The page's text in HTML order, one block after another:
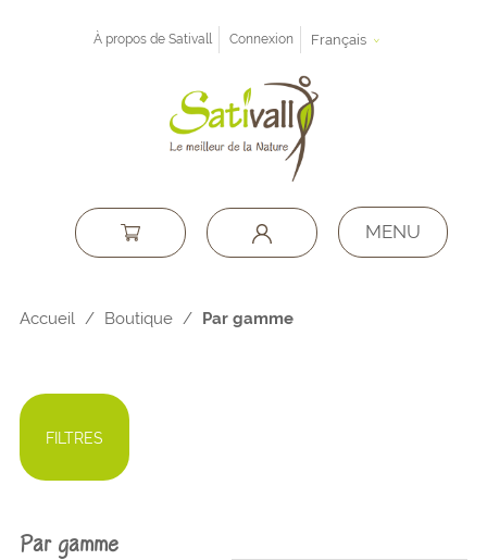
À propos de Sativall Connexion Français
MENU
Accueil / Boutique / Par gamme
FILTRES
Par gamme